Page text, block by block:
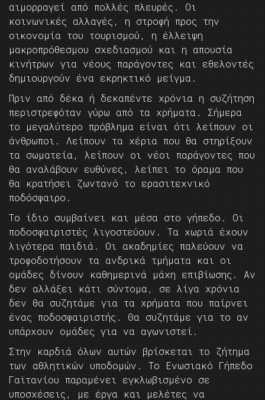
αιμορραγεί από πολλές πλευρές. Οι
κοινωνικές αλλαγές, η στροφή προς την
οικονομία του τουρισμού, η έλλειψη
μακροπρόθεσμου σχεδιασμού και η απουσία
κινήτρων για νέους παράγοντες και εθελοντές
δημιουργούν ένα εκρηκτικό μείγμα.
Πριν από δέκα ή δεκαπέντε χρόνια η συζήτηση
περιστρεφόταν γύρω από τα χρήματα. Σήμερα
το μεγαλύτερο πρόβλημα είναι ότι λείπουν οι
άνθρωποι. Λείπουν τα χέρια που θα στηρίξουν
τα σωματεία, λείπουν οι νέοι παράγοντες που
θα αναλάβουν ευθύνες, λείπει το όραμα που
θα κρατήσει ζωντανό το ερασιτεχνικό
ποδόσφαιρο.
Το ίδιο συμβαίνει και μέσα στο γήπεδο. Οι
ποδοσφαιριστές λιγοστεύουν. Τα χωριά έχουν
λιγότερα παιδιά. Οι ακαδημίες παλεύουν να
τροφοδοτήσουν τα ανδρικά τμήματα και οι
ομάδες δίνουν καθημερινά μάχη επιβίωσης. Αν
δεν αλλάξει κάτι σύντομα, σε λίγα χρόνια
δεν θα συζητάμε για τα χρήματα που παίρνει
ένας ποδοσφαιριστής. Θα συζητάμε για το αν
υπάρχουν ομάδες για να αγωνιστεί.
Στην καρδιά όλων αυτών βρίσκεται το ζήτημα
των αθλητικών υποδομών. Το Ενωσιακό Γήπεδο
Γαϊτανίου παραμένει εγκλωβισμένο σε
υποσχέσεις, με έργα και μελέτες να